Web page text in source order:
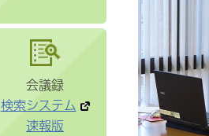
会議録
検索システム
速報版